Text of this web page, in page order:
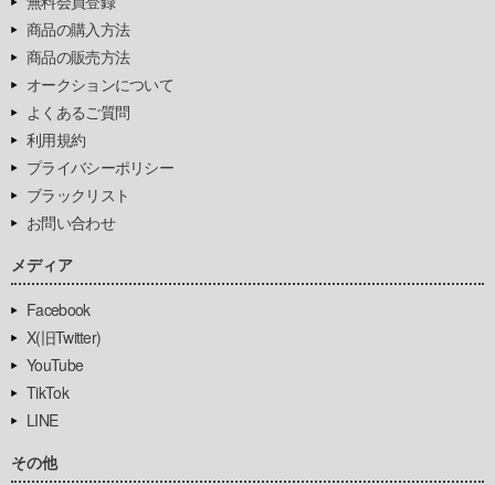
商品の購入方法
商品の販売方法
オークションについて
よくあるご質問
利用規約
プライバシーポリシー
ブラックリスト
お問い合わせ
メディア
Facebook
X(旧Twitter)
YouTube
TikTok
LINE
その他